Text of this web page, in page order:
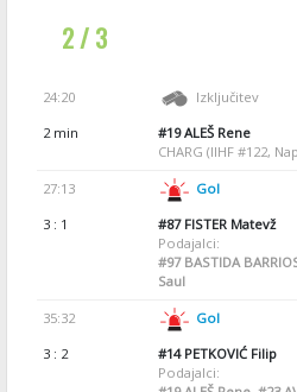
2 / 3
24:20 Izključitev
2 min
#19ALEŠ Rene
CHARG (IIHF #122,
27:13 Gol
3 : 1
#87FISTER Matevž
Podajalci:
#97BASTIDA
Saul
35:32 Gol
3 : 2
#14PETKOVIĆ Filip
Podajalci: